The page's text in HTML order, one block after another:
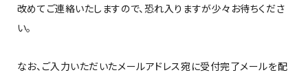
改めてご連絡いたしますので、恐れ入りますが少々お待ちくださ
い。
なお、ご入力いただいたメールアドレス宛に受付完了メールを配